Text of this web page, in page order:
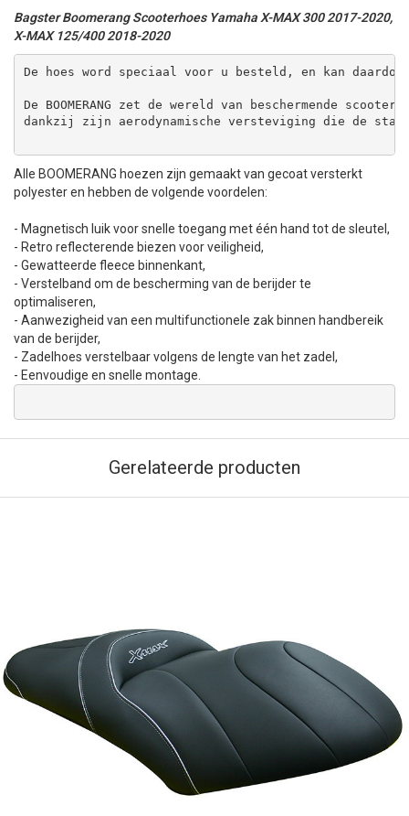
Bagster Boomerang Scooterhoes Yamaha X-MAX 300 2017-2020,
X-MAX 125/400 2018-2020
De hoes word speciaal voor u besteld, en kan
De BOOMERANG zet de wereld van beschermende
dankzij zijn aerodynamische versteviging die de
Alle BOOMERANG hoezen zijn gemaakt van gecoat versterkt
polyester en hebben de volgende voordelen:
- Magnetisch luik voor snelle toegang met één hand tot de sleutel,
- Retro reflecterende biezen voor veiligheid,
- Gewatteerde fleece binnenkant,
- Verstelband om de bescherming van de berijder te
optimaliseren,
- Aanwezigheid van een multifunctionele zak binnen handbereik
van de berijder,
- Zadelhoes verstelbaar volgens de lengte van het zadel,
- Eenvoudige en snelle montage.
Gerelateerde producten